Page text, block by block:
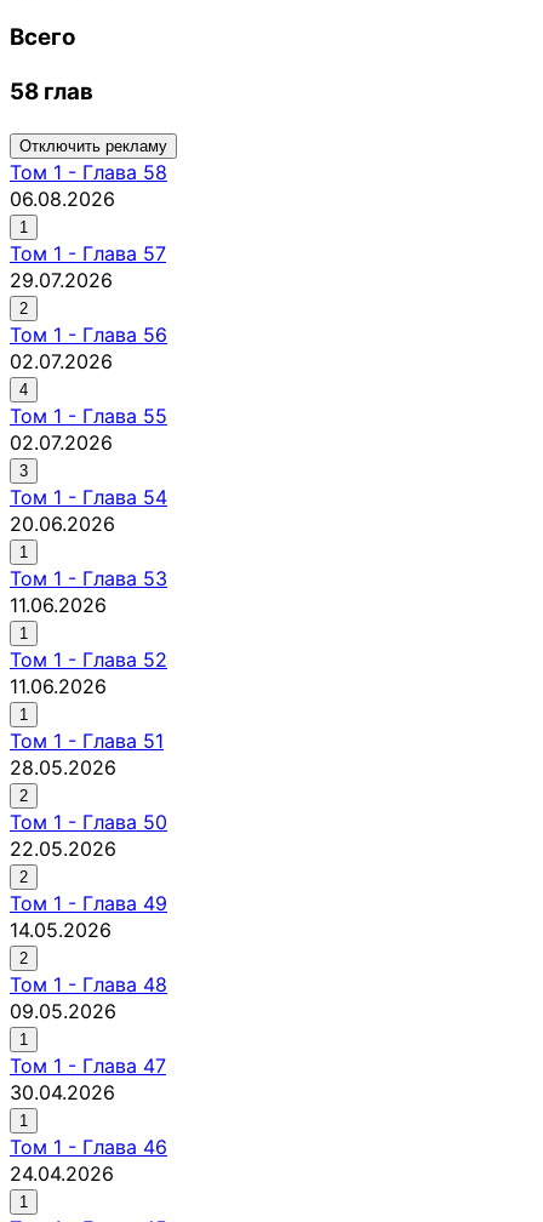
Всего
58 глав
Отключить рекламу
Том 1 - Глава 58
06.08.2026
1
Том 1 - Глава 57
29.07.2026
2
Том 1 - Глава 56
02.07.2026
4
Том 1 - Глава 55
02.07.2026
3
Том 1 - Глава 54
20.06.2026
1
Том 1 - Глава 53
11.06.2026
1
Том 1 - Глава 52
11.06.2026
1
Том 1 - Глава 51
28.05.2026
2
Том 1 - Глава 50
22.05.2026
2
Том 1 - Глава 49
14.05.2026
2
Том 1 - Глава 48
09.05.2026
1
Том 1 - Глава 47
30.04.2026
1
Том 1 - Глава 46
24.04.2026
1